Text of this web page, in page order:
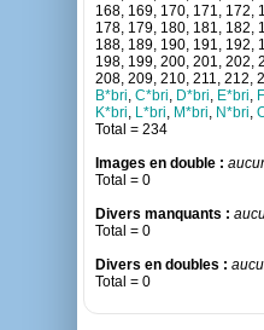
168, 169, 170, 171, 172,
178, 179, 180, 181, 182,
188, 189, 190, 191, 192,
198, 199, 200, 201, 202,
208, 209, 210, 211, 212,
B*bri, C*bri, D*bri, E*bri,
K*bri, L*bri, M*bri, N*bri,
Total = 234
Images en double :
Total = 0
Divers manquants :
Total = 0
Divers en doubles :
Total = 0